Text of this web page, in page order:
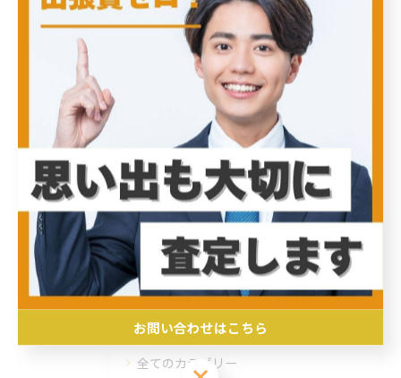
定する秘訣
2026/02/21
出張買取でアクセサリーを高く売るポイ
2026/02/20
1 2 3 4 5 ... 40
カテゴリー
全てのカテゴリー
お問い合わせはこちら
お問い合わせはこちら